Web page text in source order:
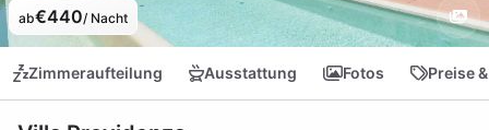
ab€440/ Nacht
Zimmeraufteilung Ausstattung Fotos Preise